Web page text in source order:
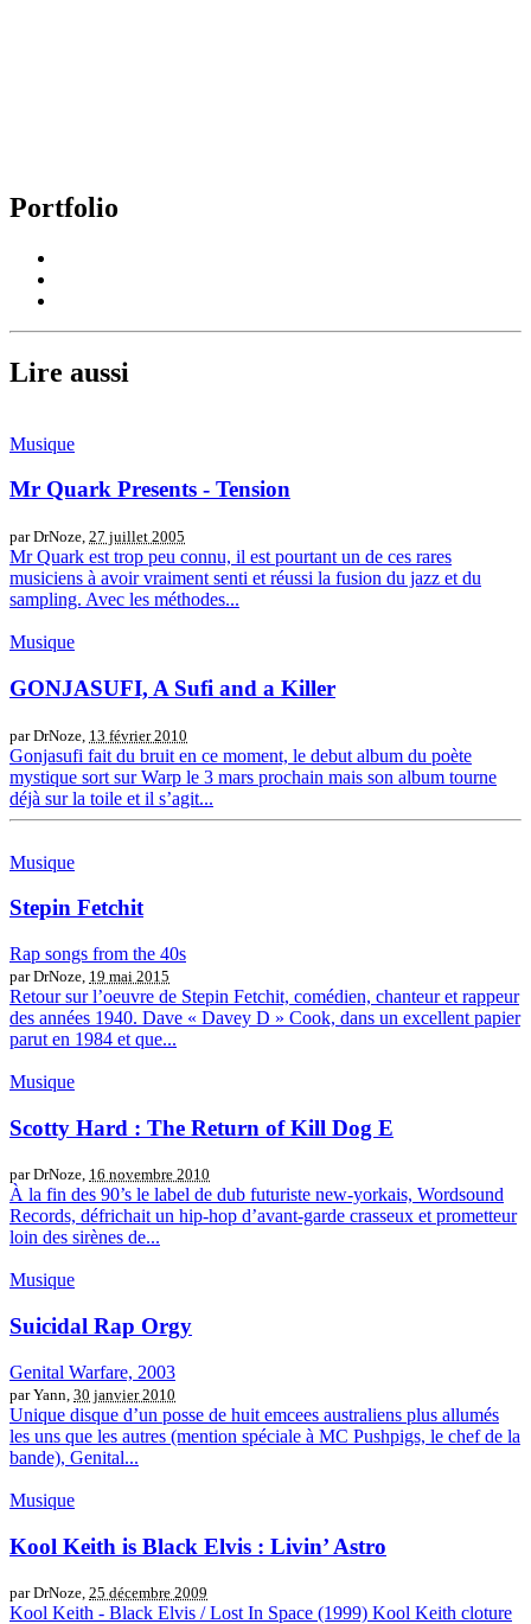
Portfolio
Lire aussi
Musique
Mr Quark Presents - Tension
par DrNoze, 27 juillet 2005
Mr Quark est trop peu connu, il est pourtant un de ces rares
musiciens à avoir vraiment senti et réussi la fusion du jazz et du
sampling. Avec les méthodes...
Musique
GONJASUFI, A Sufi and a Killer
par DrNoze, 13 février 2010
Gonjasufi fait du bruit en ce moment, le debut album du poète
mystique sort sur Warp le 3 mars prochain mais son album tourne
déjà sur la toile et il s’agit...
Musique
Stepin Fetchit
Rap songs from the 40s
par DrNoze, 19 mai 2015
Retour sur l’oeuvre de Stepin Fetchit, comédien, chanteur et rappeur
des années 1940. Dave « Davey D » Cook, dans un excellent papier
parut en 1984 et que...
Musique
Scotty Hard : The Return of Kill Dog E
par DrNoze, 16 novembre 2010
À la fin des 90’s le label de dub futuriste new-yorkais, Wordsound
Records, défrichait un hip-hop d’avant-garde crasseux et prometteur
loin des sirènes de...
Musique
Suicidal Rap Orgy
Genital Warfare, 2003
par Yann, 30 janvier 2010
Unique disque d’un posse de huit emcees australiens plus allumés
les uns que les autres (mention spéciale à MC Pushpigs, le chef de la
bande), Genital...
Musique
Kool Keith is Black Elvis : Livin’ Astro
par DrNoze, 25 décembre 2009
Kool Keith - Black Elvis / Lost In Space (1999) Kool Keith cloture